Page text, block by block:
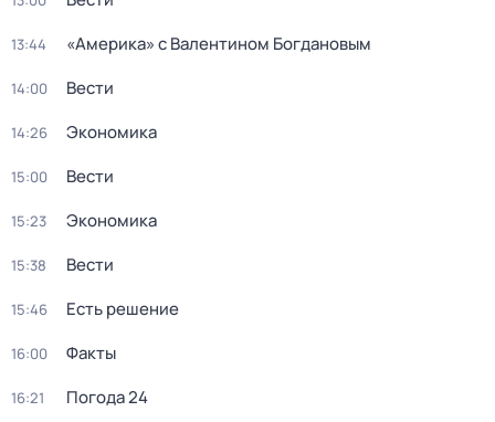
13:44 «Америка» с Валентином Богдановым
14:00 Вести
14:26 Экономика
15:00 Вести
15:23 Экономика
15:38 Вести
15:46 Есть решение
16:00 Факты
16:21 Погода 24